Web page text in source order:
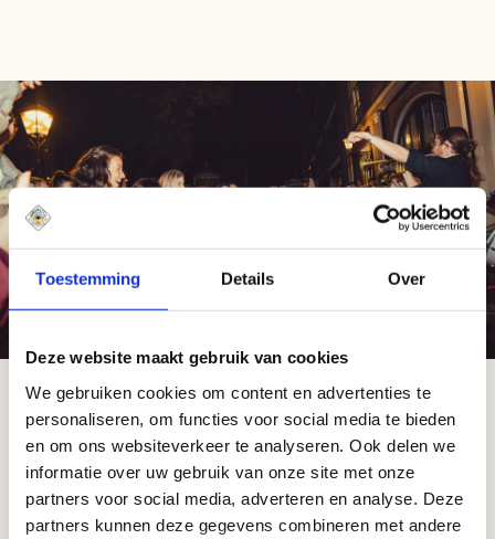
Toestemming Details Over
Deze website maakt gebruik van cookies
We gebruiken cookies om content en advertenties te
personaliseren, om functies voor social media te bieden
en om ons websiteverkeer te analyseren. Ook delen we
informatie over uw gebruik van onze site met onze
partners voor social media, adverteren en analyse. Deze
partners kunnen deze gegevens combineren met andere